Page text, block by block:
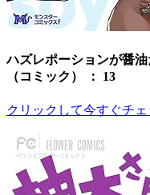
ハズレポーションが醤
（コミック） ： 13
クリックして今すぐチェ